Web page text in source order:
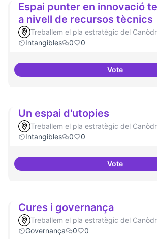
Espai punter en innovació
a nivell de recursos tècnics
Treballem el pla estratègic del
Intangibles
0 0
VoteEspai
Un espai d'utopies
Treballem el pla estratègic del
Intangibles
0 0
VoteUn espai
Cures i governança
Treballem el pla estratègic del
Governança
0 0